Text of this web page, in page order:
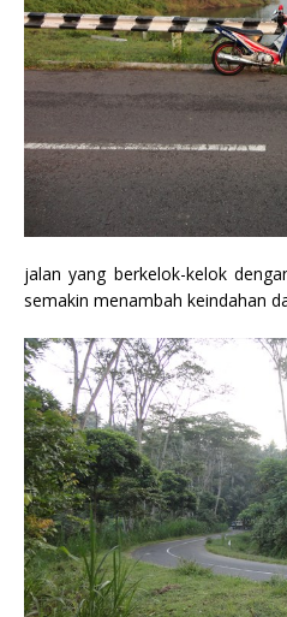
jalan yang berkelok-kelok
semakin menambah keindahan